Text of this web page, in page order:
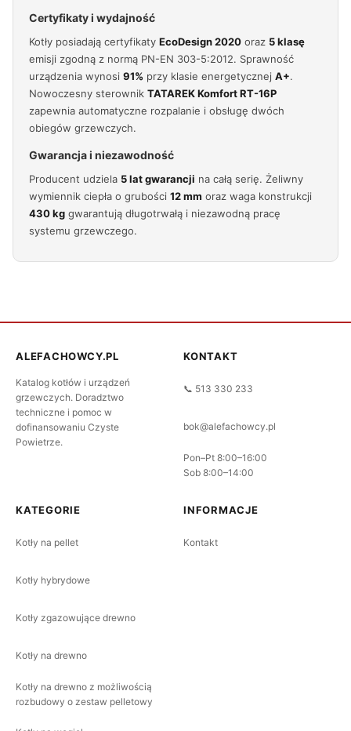
Certyfikaty i wydajność
Kotły posiadają certyfikaty EcoDesign 2020 oraz 5 klasę
emisji zgodną z normą PN-EN 303-5:2012. Sprawność
urządzenia wynosi 91% przy klasie energetycznej A+.
Nowoczesny sterownik TATAREK Komfort RT-16P
zapewnia automatyczne rozpalanie i obsługę dwóch
obiegów grzewczych.
Gwarancja i niezawodność
Producent udziela 5 lat gwarancji na całą serię. Żeliwny
wymiennik ciepła o grubości 12 mm oraz waga konstrukcji
430 kg gwarantują długotrwałą i niezawodną pracę
systemu grzewczego.
ALEFACHOWCY.PL
Katalog kotłów i urządzeń
grzewczych. Doradztwo
techniczne i pomoc w
dofinansowaniu Czyste
Powietrze.
KONTAKT
📞 513 330 233
bok@alefachowcy.pl
Pon–Pt 8:00–16:00
Sob 8:00–14:00
KATEGORIE
Kotły na pellet
Kotły hybrydowe
Kotły zgazowujące drewno
Kotły na drewno
Kotły na drewno z możliwością
rozbudowy o zestaw pelletowy
INFORMACJE
Kontakt